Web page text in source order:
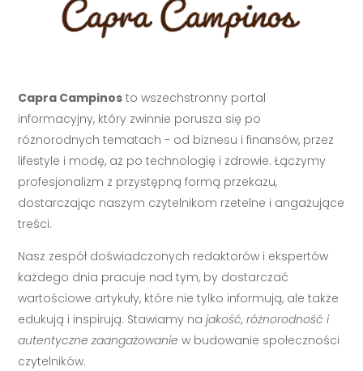
Capra Campinos to wszechstronny portal
informacyjny, który zwinnie porusza się po
różnorodnych tematach - od biznesu i finansów, przez
lifestyle i modę, aż po technologię i zdrowie. Łączymy
profesjonalizm z przystępną formą przekazu,
dostarczając naszym czytelnikom rzetelne i angażujące
treści.
Nasz zespół doświadczonych redaktorów i ekspertów
każdego dnia pracuje nad tym, by dostarczać
wartościowe artykuły, które nie tylko informują, ale także
edukują i inspirują. Stawiamy najakość, różnorodność i
autentyczne zaangażowanie w budowanie społeczności
czytelników.